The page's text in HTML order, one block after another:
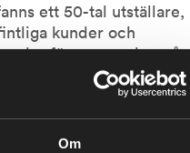
Om
ett 50-tal utställare,
kunder och
för personalen på